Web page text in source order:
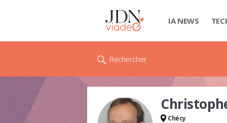
IA NEWS
Rechercher
Chécy